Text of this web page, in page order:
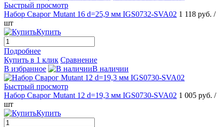
Быстрый просмотр
Набор Сварог Mutant 16 d=25,9 мм IGS0732-SVA02 1 118 руб. /
шт
Купить
Подробнее
Купить в 1 клик Сравнение
В избранное
В наличии
Быстрый просмотр
Набор Сварог Mutant 12 d=19,3 мм IGS0730-SVA02 1 005 руб. /
шт
Купить